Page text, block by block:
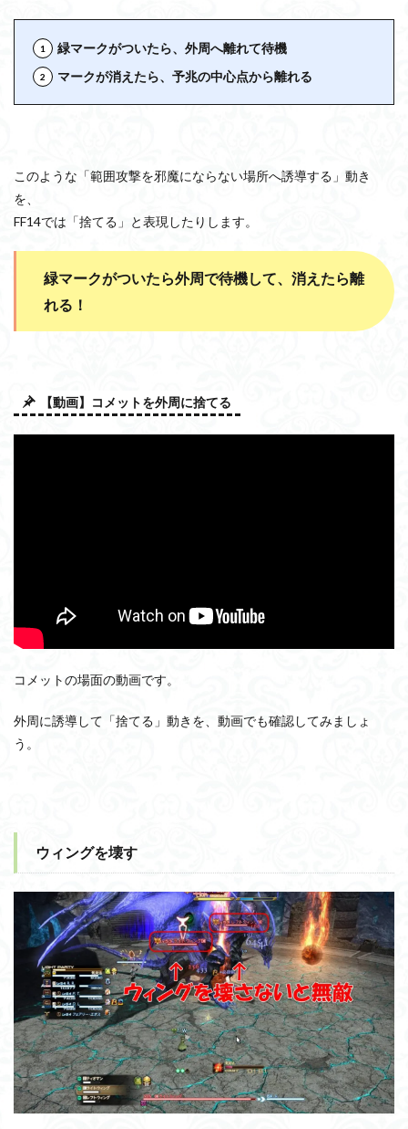
緑マークがついたら、外周へ離れて待機
マークが消えたら、予兆の中心点から離れる
このような「範囲攻撃を邪魔にならない場所へ誘導する」動き
を、
FF14では「捨てる」と表現したりします。
緑マークがついたら外周で待機して、消えたら離
れる！
【動画】コメットを外周に捨てる
コメットの場面の動画です。
外周に誘導して「捨てる」動きを、動画でも確認してみましょ
う。
ウィングを壊す